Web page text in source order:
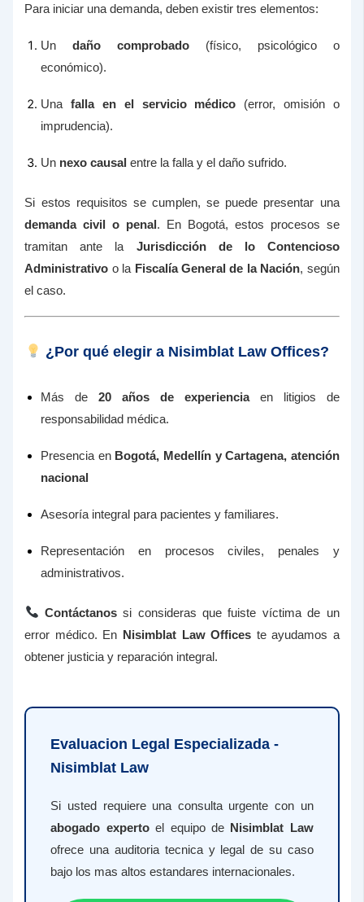
Para iniciar una demanda, deben existir tres elementos:
Undaño comprobado (físico, psicológico o
económico).
Unafalla en el servicio médico (error, omisión o
imprudencia).
Un nexo causal entre la falla y el daño sufrido.
Si estos requisitos se cumplen, se puede presentar una
demanda civil o penal. En Bogotá, estos procesos se
tramitan ante la Jurisdicción de lo Contencioso
Administrativo o la Fiscalía General de la Nación, según
el caso.
¿Por qué elegir a Nisimblat Law Offices?
Más de20 años de experienciaen litigios de
responsabilidad médica.
Presencia en Bogotá, Medellín y Cartagena, atención
nacional
Asesoría integral para pacientes y familiares.
Representación en procesos civiles, penales y
administrativos.
Contáctanossi consideras que fuiste víctima de un
error médico. En Nisimblat Law Offices te ayudamos a
obtener justicia y reparación integral.
Evaluacion Legal Especializada -
Nisimblat Law
Si usted requiere una consulta urgente con un
abogado expertoel equipo de Nisimblat Law
ofrece una auditoria tecnica y legal de su caso
bajo los mas altos estandares internacionales.